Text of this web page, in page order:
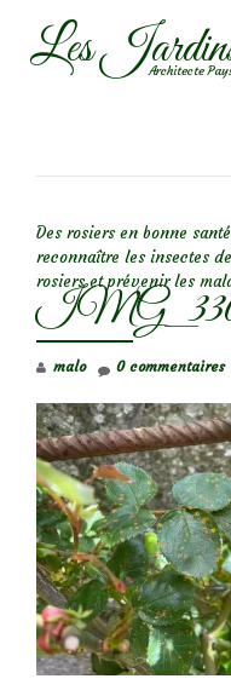
AllerLes Architecte
Des rosiers en bonne
reconnaître les insectes
rosiers et prévenir les
malo 0 commentaires